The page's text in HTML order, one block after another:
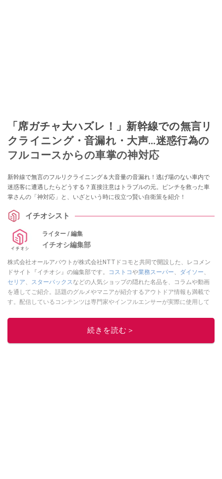
「席ガチャ大ハズレ！」新幹線での無言リ
クライニング・音漏れ・大声...迷惑行為の
フルコースからの車掌の神対応
新幹線で無言のフルリクライニング＆大音量の音漏れ！逃げ場のない車内で
迷惑客に遭遇したらどうする？直接注意はトラブルの元。ピンチを救った車
掌さんの「神対応」と、いざという時に役立つ賢い自衛策を紹介！
イチオシスト
ライター / 編集
イチオシ編集部
株式会社オールアバウトが株式会社NTTドコモと共同で開設した、レコメン
ドサイト『イチオシ』の編集部です。
コストコや業務スーパー、 ダイソー、
セリア、 スターバックスなどの人気ショップの隠れた名品を、コラムや動画
を通してご紹介。話題のグルメやマニアが紹介するアウトドア情報も満載で
す。配信しているコンテンツは専門家やインフルエンサーが実際に使用して
ニュースでフォロー
続きを読む＞